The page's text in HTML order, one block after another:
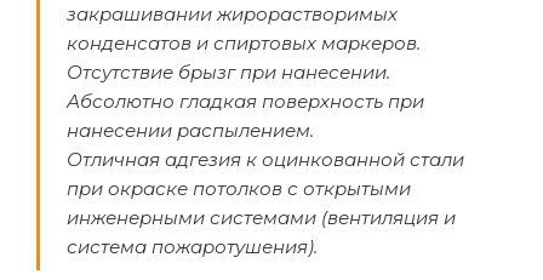
закрашивании жирорастворимых
конденсатов и спиртовых маркеров.
Отсутствие брызг при нанесении.
Абсолютно гладкая поверхность при
нанесении распылением.
Отличная адгезия к оцинкованной стали
при окраске потолков с открытыми
инженерными системами (вентиляция и
система пожаротушения).